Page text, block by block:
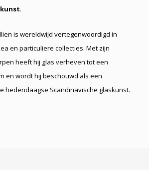
.
is wereldwijd vertegenwoordigd in
en particuliere collecties. Met zijn
heeft hij glas verheven tot een
en wordt hij beschouwd als een
hedendaagse Scandinavische glaskunst.